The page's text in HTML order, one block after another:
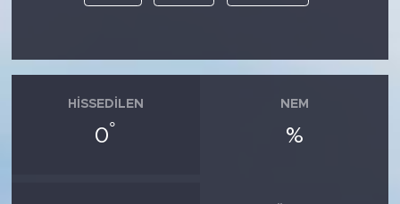
HISSEDILEN
0°
NEM
%